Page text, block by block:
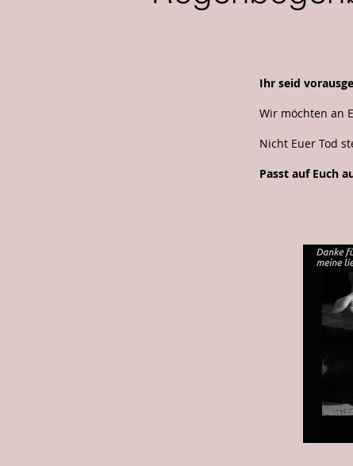
Ihr seid
Wir möchten an
Nicht Euer Tod
Passt auf Euch